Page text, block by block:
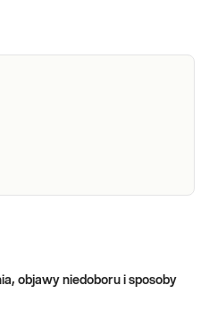
liczbę i wygląd krwinek:
infekcji, stanów
i innych zaburzeń.
objawy niedoboru i sposoby